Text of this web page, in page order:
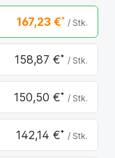
167,23 €* / Stk.
158,87 €* / Stk.
150,50 €* / Stk.
142,14 €* / Stk.